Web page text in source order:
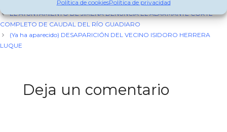
Política de cookiesPolítica de privacidad
EL AYUNTAMIENTO DE JIMENA DENUNCIA EL ALARMANTE CORTE
COMPLETO DE CAUDAL DEL RÍO GUADIARO
(Ya ha aparecido) DESAPARICIÓN DEL VECINO ISIDORO HERRERA
LUQUE
Deja un comentario